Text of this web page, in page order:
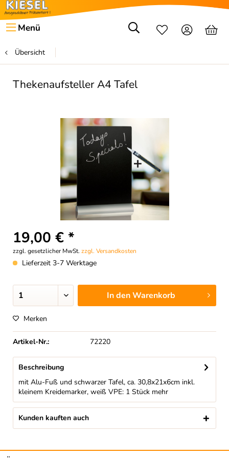
Menü
Übersicht
Thekenaufsteller A4 Tafel
19,00 € *
zzgl. gesetzlicher MwSt. zzgl. Versandkosten
Lieferzeit 3-7 Werktage
In denWarenkorb
Merken
Artikel-Nr.: 72220
Beschreibung
mit Alu-Fuß und schwarzer Tafel, ca. 30,8x21x6cm inkl.
kleinem Kreidemarker, weiß VPE: 1 Stück mehr
Kunden kauften auch